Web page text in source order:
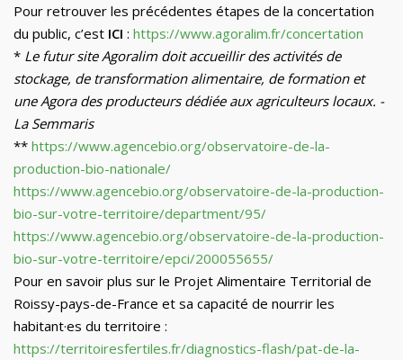
Pour retrouver les précédentes étapes de la concertation
du public, c’est ICI : https://www.agoralim.fr/concertation
* Le futur site Agoralim doit accueillir des activités de
stockage, de transformation alimentaire, de formation et
une Agora des producteurs dédiée aux agriculteurs locaux. -
La Semmaris
** https://www.agencebio.org/observatoire-de-la-
production-bio-nationale/
https://www.agencebio.org/observatoire-de-la-production-
bio-sur-votre-territoire/department/95/
https://www.agencebio.org/observatoire-de-la-production-
bio-sur-votre-territoire/epci/200055655/
Pour en savoir plus sur le Projet Alimentaire Territorial de
Roissy-pays-de-France et sa capacité de nourrir les
habitant·es du territoire :
https://territoiresfertiles.fr/diagnostics-flash/pat-de-la-